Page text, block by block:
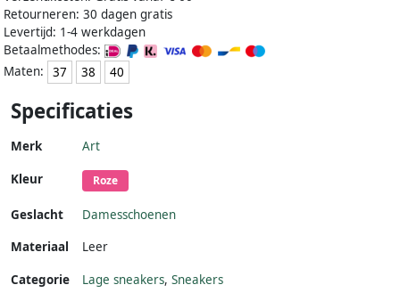
Retourneren: 30 dagen gratis
Levertijd: 1-4 werkdagen
Betaalmethodes:
Maten:
37 38 40
Specificaties
Merk Art
Kleur Roze
Geslacht
Damesschoenen
Materiaal
Leer
Categorie Lage sneakers, Sneakers